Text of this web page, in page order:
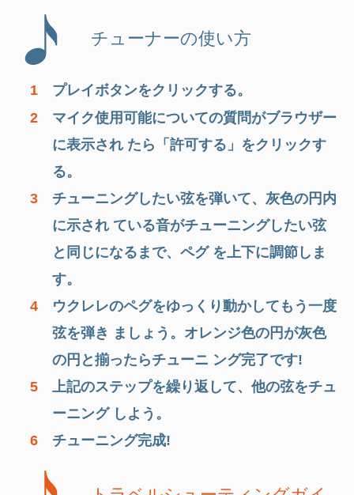
チューナーの使い方
1
プレイボタンをクリックする。
2
マイク使用可能についての質問がブラウザー
に表示され たら「許可する」をクリックす
る。
3
チューニングしたい弦を弾いて、灰色の円内
に示され ている音がチューニングしたい弦
と同じになるまで、ペグ を上下に調節しま
す。
4
ウクレレのペグをゆっくり動かしてもう一度
弦を弾き ましょう。オレンジ色の円が灰色
の円と揃ったらチューニ ング完了です!
5
上記のステップを繰り返して、他の弦をチュ
ーニング しよう。
6
チューニング完成!